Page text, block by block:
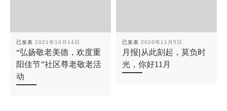
已发表 2021年10月14日
“弘扬敬老美德，欢度重
阳佳节”社区尊老敬老活
动
已发表 2020年11月5日
月报|从此刻起，莫负时
光，你好11月